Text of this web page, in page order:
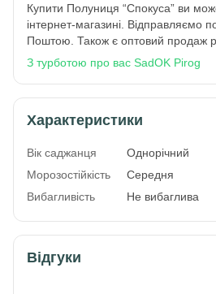
Купити Полуниця “Спокуса” ви
інтернет-магазині. Відправляємо
Поштою. Також є оптовий продаж
З турботою про вас SadOK Pirog
Характеристики
Вік саджанця
Однорічний
Морозостійкість
Середня
Вибагливість
Не вибаглива
Відгуки